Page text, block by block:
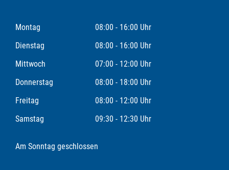
Montag
08:00 - 16:00 Uhr
Dienstag
08:00 - 16:00 Uhr
Mittwoch
07:00 - 12:00 Uhr
Donnerstag
08:00 - 18:00 Uhr
Freitag
08:00 - 12:00 Uhr
Samstag
09:30 - 12:30 Uhr
Am Sonntag geschlossen